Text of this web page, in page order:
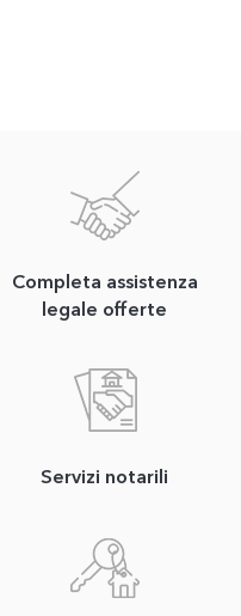
Completa assistenza
legale offerte
Servizi notarili